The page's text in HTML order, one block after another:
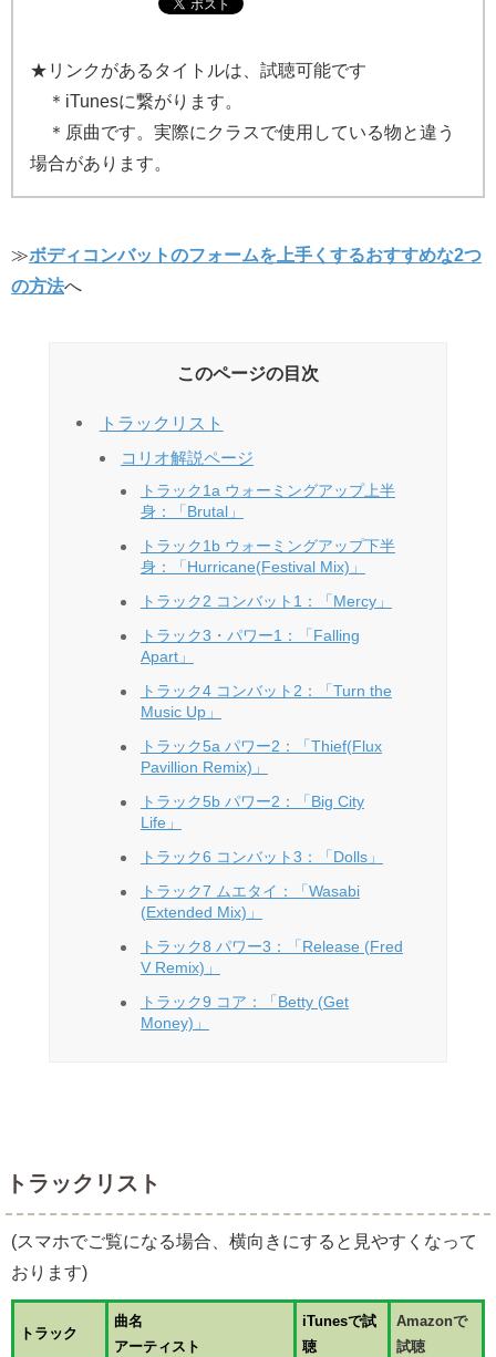
★リンクがあるタイトルは、試聴可能です
＊iTunesに繋がります。
＊原曲です。実際にクラスで使用している物と違う
場合があります。
≫ボディコンバットのフォームを上手くするおすすめな2つ
の方法へ
このページの目次
トラックリスト
コリオ解説ページ
トラック1a ウォーミングアップ上半
身：「Brutal」
トラック1b ウォーミングアップ下半
身：「Hurricane(Festival Mix)」
トラック2 コンバット1：「Mercy」
トラック3・パワー1：「Falling
Apart」
トラック4 コンバット2：「Turn the
Music Up」
トラック5a パワー2：「Thief(Flux
Pavillion Remix)」
トラック5b パワー2：「Big City
Life」
トラック6 コンバット3：「Dolls」
トラック7 ムエタイ：「Wasabi
(Extended Mix)」
トラック8 パワー3：「Release (Fred
V Remix)」
トラック9 コア：「Betty (Get
Money)」
トラックリスト
(スマホでご覧になる場合、横向きにすると見やすくなって
おります)
トラック
曲名
アーティスト
iTunesで試
聴
Amazonで
試聴